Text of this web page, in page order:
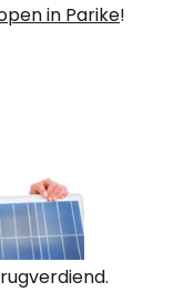
in Parike!